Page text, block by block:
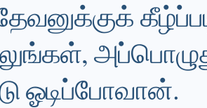
ஓடிப்போவான்.